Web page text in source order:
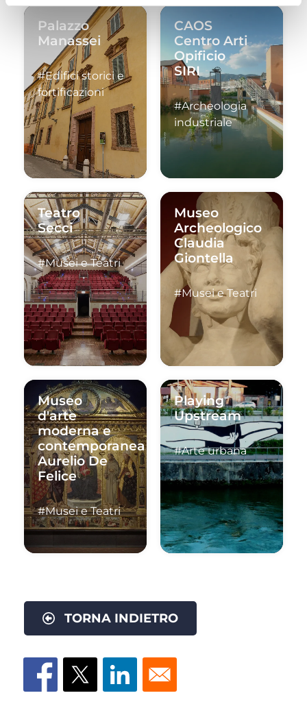
Palazzo
Manassei
#Edifici storici e
fortificazioni
CAOS
Centro Arti
Opificio
SIRI
#Archeologia
industriale
Teatro
Secci
#Musei e Teatri
Museo
Archeologico
Claudia
Giontella
#Musei e Teatri
Museo
d'arte
moderna e
contemporanea
Aurelio De
Felice
#Musei e Teatri
Playing
Upstream
#Arte urbana
TORNA INDIETRO